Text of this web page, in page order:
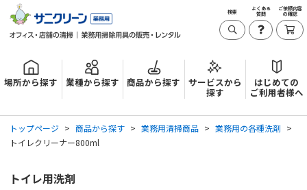
検索 よくある
質問
ご依頼内容
の確認
場所から探す 業種から探す 商品から探す サービスから
探す
はじめての
ご利用者様へ
トップページ 商品から探す 業務用清掃商品
業務用の各種洗剤
トイレクリーナー800ml
トイレ用洗剤